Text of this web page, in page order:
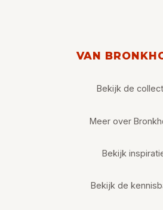
VAN
Bekijk de
Meer over
Bekijk
Bekijk de